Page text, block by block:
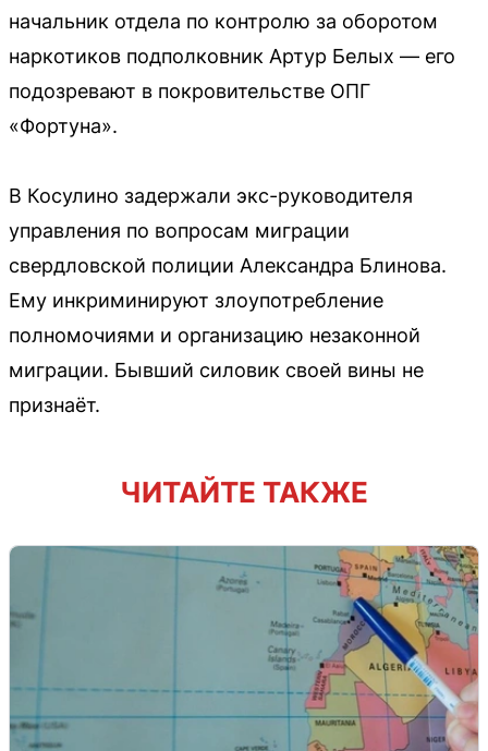
начальник отдела по контролю за оборотом
наркотиков подполковник Артур Белых — его
подозревают в покровительстве ОПГ
«Фортуна».
В Косулино задержали экс-руководителя
управления по вопросам миграции
свердловской полиции Александра Блинова.
Ему инкриминируют злоупотребление
полномочиями и организацию незаконной
миграции. Бывший силовик своей вины не
признаёт.
ЧИТАЙТЕ ТАКЖЕ